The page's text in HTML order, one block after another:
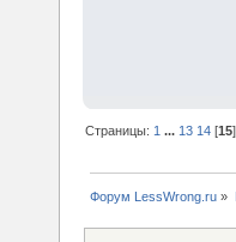
Страницы: 1 ... 13 14 [15]
Форум LessWrong.ru »